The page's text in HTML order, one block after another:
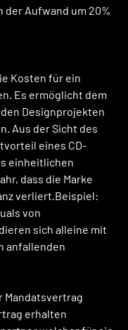
Aufwand um 20%
Kosten für ein
Es ermöglicht dem
Designprojekten
Aus der Sicht des
eines CD-
einheitlichen
dass die Marke
verliert.Beispiel:
von
sich alleine mit
anfallenden
Mandatsvertrag
erhalten